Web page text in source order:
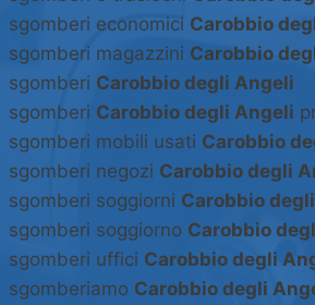
sgomberi economici Carobbio
sgomberi magazzini Carobbio
sgomberi Carobbio degli Angeli
sgomberi Carobbio degli Angeli
sgomberi mobili usati Carobbio
sgomberi negozi Carobbio degli
sgomberi soggiorni Carobbio
sgomberi soggiorno Carobbio
sgomberi uffici Carobbio degli
sgomberiamo Carobbio degli